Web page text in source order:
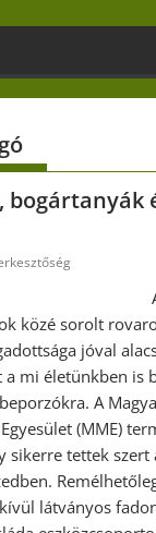
bogártanyák
közé sorolt
jóval
a mi életünkben is
A
(MME)
sikerre tettek szert
látványos